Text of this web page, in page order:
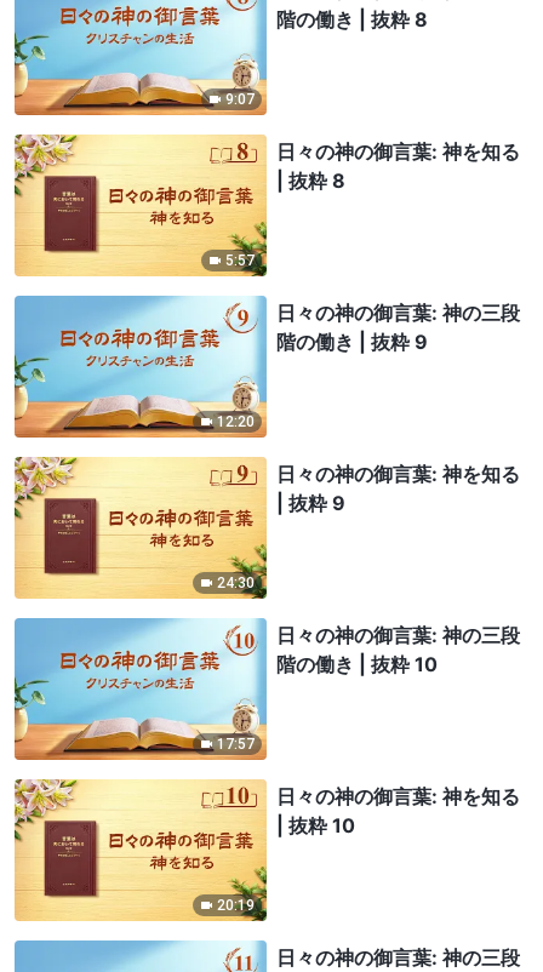
9:07
階の働き | 抜粋 8
5:57
日々の神の御言葉: 神を知る
| 抜粋 8
12:20
日々の神の御言葉: 神の三段
階の働き | 抜粋 9
24:30
日々の神の御言葉: 神を知る
| 抜粋 9
17:57
日々の神の御言葉: 神の三段
階の働き | 抜粋 10
20:19
日々の神の御言葉: 神を知る
| 抜粋 10
日々の神の御言葉: 神の三段